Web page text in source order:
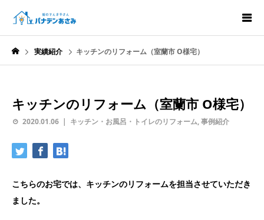
実績紹介 キッチンのリフォーム（室蘭市 O様宅）
キッチンのリフォーム（室蘭市 O様宅）
2020.01.06 キッチン・お風呂・トイレのリフォーム,事例紹介
こちらのお宅では、キッチンのリフォームを担当させていただき
ました。